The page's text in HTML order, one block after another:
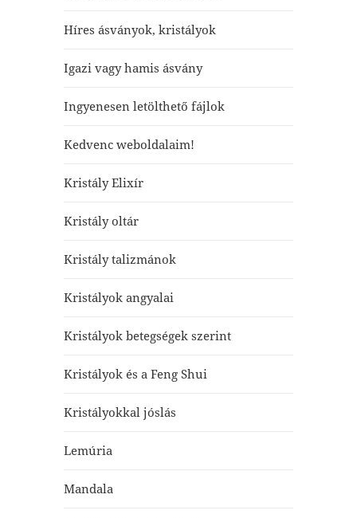
Híres ásványok, kristályok
Igazi vagy hamis ásvány
Ingyenesen letölthető fájlok
Kedvenc weboldalaim!
Kristály Elixír
Kristály oltár
Kristály talizmánok
Kristályok angyalai
Kristályok betegségek szerint
Kristályok és a Feng Shui
Kristályokkal jóslás
Lemúria
Mandala